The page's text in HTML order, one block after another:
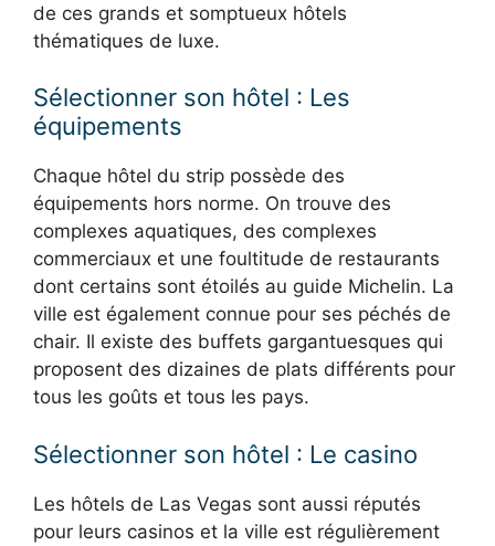
de ces grands et somptueux hôtels
thématiques de luxe.
Sélectionner son hôtel : Les
équipements
Chaque hôtel du strip possède des
équipements hors norme. On trouve des
complexes aquatiques, des complexes
commerciaux et une foultitude de restaurants
dont certains sont étoilés au guide Michelin. La
ville est également connue pour ses péchés de
chair. Il existe des buffets gargantuesques qui
proposent des dizaines de plats différents pour
tous les goûts et tous les pays.
Sélectionner son hôtel : Le casino
Les hôtels de Las Vegas sont aussi réputés
pour leurs casinos et la ville est régulièrement